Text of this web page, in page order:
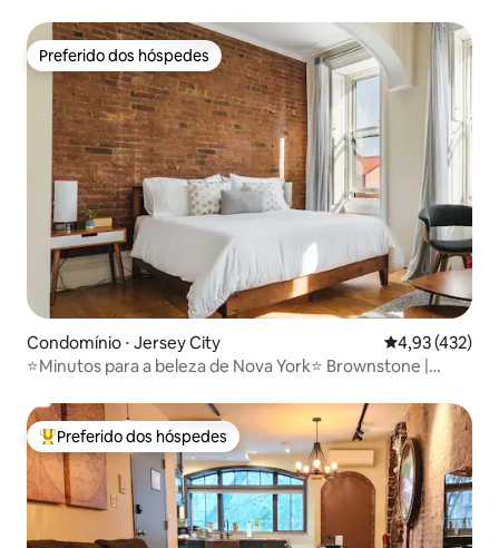
Preferido dos hóspedes
Preferido dos hóspedes
Condomínio ⋅ Jersey City 4,93 de uma
4,93 (432)
⭐Minutos para a beleza de Nova York⭐ Brownstone |
Entre os melhores preferidos dos hóspedes
Preferido dos hóspedes